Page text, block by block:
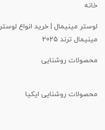
خانه
لوستر مینیمال | خرید انواع لوستر
مینیمال ترند 2025
محصولات روشنایی
محصولات روشنایی ایکیا